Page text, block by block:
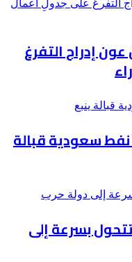
إدراج التفرغ
سعودية قبالة
تتحول بسرعة إلى